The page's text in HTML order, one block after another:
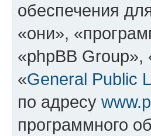
обеспечения
«они»,
«phpBB Group»,
«General Public
по адресу
программного